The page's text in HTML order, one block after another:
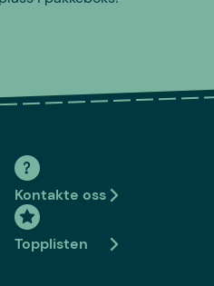
Kontakte oss
Topplisten